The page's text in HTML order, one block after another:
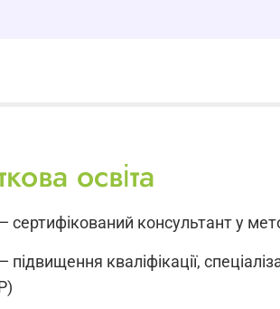
освіта
сертифікований консультант у
підвищення кваліфікації,